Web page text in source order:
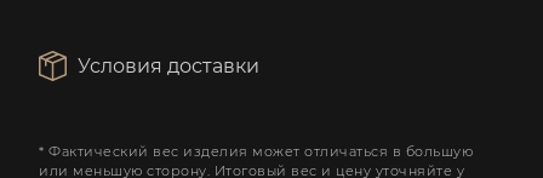
Условия доставки
* Фактический вес изделия может отличаться в большую
или меньшую сторону. Итоговый вес и цену уточняйте у